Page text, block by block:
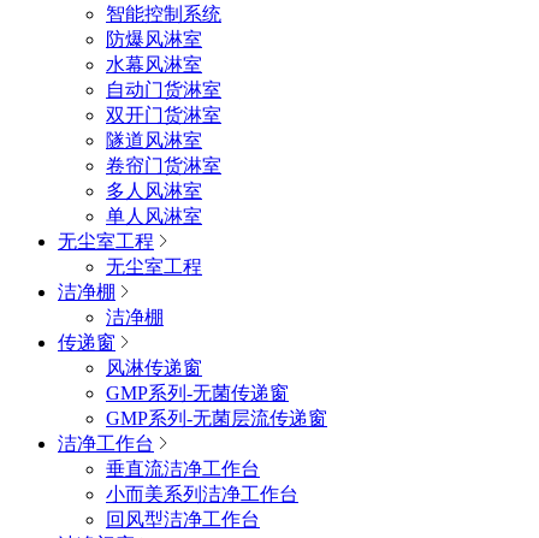
智能控制系统
防爆风淋室
水幕风淋室
自动门货淋室
双开门货淋室
隧道风淋室
卷帘门货淋室
多人风淋室
单人风淋室
无尘室工程
无尘室工程
洁净棚
洁净棚
传递窗
风淋传递窗
GMP系列-无菌传递窗
GMP系列-无菌层流传递窗
洁净工作台
垂直流洁净工作台
小而美系列洁净工作台
回风型洁净工作台